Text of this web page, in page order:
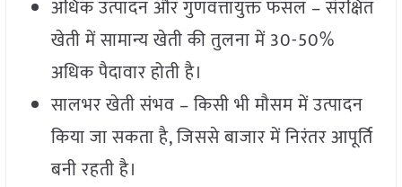
अधिक उत्पादन और गुणवत्तायुक्त फसल – संरक्षित
खेती में सामान्य खेती की तुलना में 30-50%
अधिक पैदावार होती है।
सालभर खेती संभव – किसी भी मौसम में उत्पादन
किया जा सकता है, जिससे बाजार में निरंतर आपूर्ति
बनी रहती है।